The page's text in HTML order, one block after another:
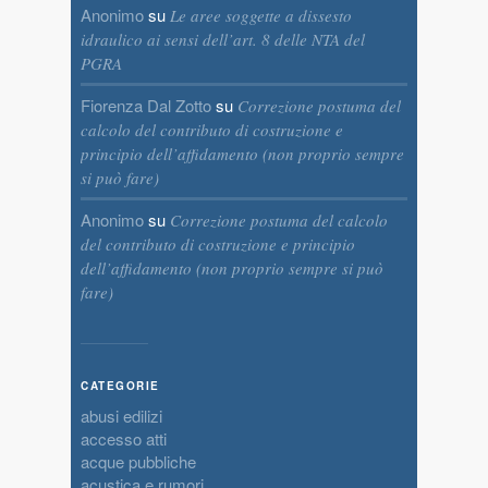
Anonimosu Le aree soggette a dissesto
idraulico ai sensi dell’art. 8 delle NTA del
PGRA
Fiorenza Dal Zottosu Correzione postuma del
calcolo del contributo di costruzione e
principio dell’affidamento (non proprio sempre
si può fare)
Anonimosu Correzione postuma del calcolo
del contributo di costruzione e principio
dell’affidamento (non proprio sempre si può
fare)
CATEGORIE
abusi edilizi
accesso atti
acque pubbliche